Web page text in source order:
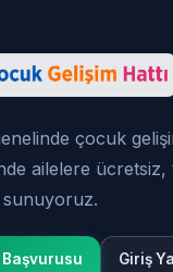
çocuk
ailelere ücretsiz,
Giriş